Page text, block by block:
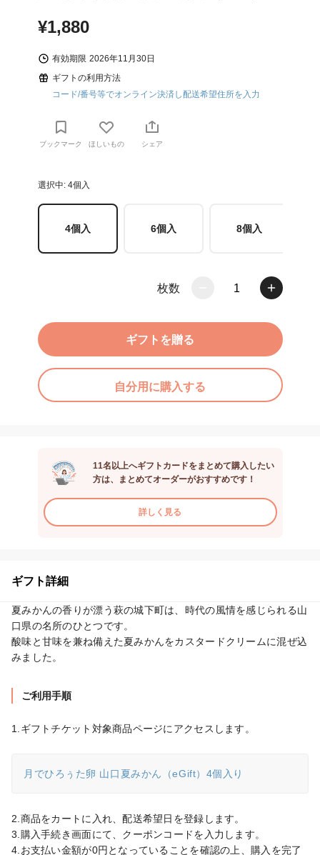
¥1,880
有効期限 2026年11月30日
ギフトの利用方法
コード/番号等でオンライン決済し配送希望住所を入力
ブックマーク ほしいもの シェア
選択中: 4個入
4個入 6個入 8個入
枚数 1
ギフトを贈る
自分用に購入する
11名以上へギフトカードをまとめて購入したい
方は、まとめてオーダーがおすすめです！
詳しく見る
ギフト詳細
夏みかんの香りが漂う萩の城下町は、時代の風情を感じられる山
口県の名所のひとつです。
酸味と甘味を兼ね備えた夏みかんをカスタードクリームに混ぜ込
みました。
ご利用手順
1.ギフトチケット対象商品ページにアクセスします。
月でひろぅた卵 山口夏みかん（eGift）4個入り
2.商品をカートに入れ、配送希望日を登録します。
3.購入手続き画面にて、クーポンコードを入力します。
4.お支払い金額が0円となっていることを確認の上、購入を完了